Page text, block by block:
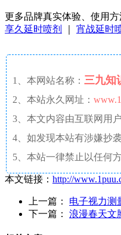
更多品牌真实体验、使用
享久延时喷剂
宵战延时
1、本网站名称： 三九知
2、本站永久网址：
3、本文内容由互联网用
4、如发现本站有涉嫌抄
5、本站一律禁止以任何
本文链接： http://
上一篇： 电子视力测
下一篇： 浪漫春天文